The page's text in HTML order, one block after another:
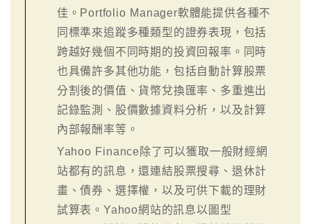
佳。Portfolio Manager軟體能提供各種不
同標準來追蹤多種類型的證券表現，包括
跨越好幾個不同時期的投資回報率。同時
也具備許多其他功能，包括自動計算股票
分割後的價值、貨幣兌換匯率、多重進出
記錄監測、股價數據資料分析，以及計算
內部報酬率等。
Yahoo Finance除了可以獲取一般財經網
站都有的訊息，還連結股票搜尋、退休計
畫、債券、選擇權，以及可供下載的理財
試算表。Yahoo網站的訊息以圖型